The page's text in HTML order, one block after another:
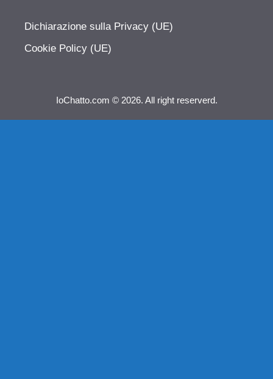
Dichiarazione sulla Privacy (UE)
Cookie Policy (UE)
IoChatto.com © 2026. All right reserverd.